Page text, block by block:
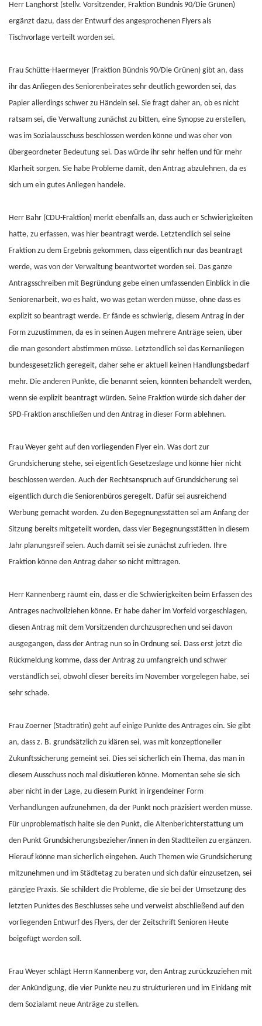
Herr Langhorst (stellv. Vorsitzender, Fraktion Bündnis 90/Die Grünen)
ergänzt dazu, dass der Entwurf des angesprochenen Flyers als
Tischvorlage verteilt worden sei.
Frau Schütte-Haermeyer (Fraktion Bündnis 90/Die Grünen) gibt an, dass
ihr das Anliegen des Seniorenbeirates sehr deutlich geworden sei, das
Papier allerdings schwer zu Händeln sei. Sie fragt daher an, ob es nicht
ratsam sei, die Verwaltung zunächst zu bitten, eine Synopse zu erstellen,
was im Sozialausschuss beschlossen werden könne und was eher von
übergeordneter Bedeutung sei. Das würde ihr sehr helfen und für mehr
Klarheit sorgen. Sie habe Probleme damit, den Antrag abzulehnen, da es
sich um ein gutes Anliegen handele.
Herr Bahr (CDU-Fraktion) merkt ebenfalls an, dass auch er Schwierigkeiten
hatte, zu erfassen, was hier beantragt werde. Letztendlich sei seine
Fraktion zu dem Ergebnis gekommen, dass eigentlich nur das beantragt
werde, was von der Verwaltung beantwortet worden sei. Das ganze
Antragsschreiben mit Begründung gebe einen umfassenden Einblick in die
Seniorenarbeit, wo es hakt, wo was getan werden müsse, ohne dass es
explizit so beantragt werde. Er fände es schwierig, diesem Antrag in der
Form zuzustimmen, da es in seinen Augen mehrere Anträge seien, über
die man gesondert abstimmen müsse. Letztendlich sei das Kernanliegen
bundesgesetzlich geregelt, daher sehe er aktuell keinen Handlungsbedarf
mehr. Die anderen Punkte, die benannt seien, könnten behandelt werden,
wenn sie explizit beantragt würden. Seine Fraktion würde sich daher der
SPD-Fraktion anschließen und den Antrag in dieser Form ablehnen.
Frau Weyer geht auf den vorliegenden Flyer ein. Was dort zur
Grundsicherung stehe, sei eigentlich Gesetzeslage und könne hier nicht
beschlossen werden. Auch der Rechtsanspruch auf Grundsicherung sei
eigentlich durch die Seniorenbüros geregelt. Dafür sei ausreichend
Werbung gemacht worden. Zu den Begegnungsstätten sei am Anfang der
Sitzung bereits mitgeteilt worden, dass vier Begegnungsstätten in diesem
Jahr planungsreif seien. Auch damit sei sie zunächst zufrieden. Ihre
Fraktion könne den Antrag daher so nicht mittragen.
Herr Kannenberg räumt ein, dass er die Schwierigkeiten beim Erfassen des
Antrages nachvollziehen könne. Er habe daher im Vorfeld vorgeschlagen,
diesen Antrag mit dem Vorsitzenden durchzusprechen und sei davon
ausgegangen, dass der Antrag nun so in Ordnung sei. Dass erst jetzt die
Rückmeldung komme, dass der Antrag zu umfangreich und schwer
verständlich sei, obwohl dieser bereits im November vorgelegen habe, sei
sehr schade.
Frau Zoerner (Stadträtin) geht auf einige Punkte des Antrages ein. Sie gibt
an, dass z. B. grundsätzlich zu klären sei, was mit konzeptioneller
Zukunftssicherung gemeint sei. Dies sei sicherlich ein Thema, das man in
diesem Ausschuss noch mal diskutieren könne. Momentan sehe sie sich
aber nicht in der Lage, zu diesem Punkt in irgendeiner Form
Verhandlungen aufzunehmen, da der Punkt noch präzisiert werden müsse.
Für unproblematisch halte sie den Punkt, die Altenberichterstattung um
den Punkt Grundsicherungsbezieher/innen in den Stadtteilen zu ergänzen.
Hierauf könne man sicherlich eingehen. Auch Themen wie Grundsicherung
mitzunehmen und im Städtetag zu beraten und sich dafür einzusetzen, sei
gängige Praxis. Sie schildert die Probleme, die sie bei der Umsetzung des
letzten Punktes des Beschlusses sehe und verweist abschließend auf den
vorliegenden Entwurf des Flyers, der der Zeitschrift Senioren Heute
beigefügt werden soll.
Frau Weyer schlägt Herrn Kannenberg vor, den Antrag zurückzuziehen mit
der Ankündigung, die vier Punkte neu zu strukturieren und im Einklang mit
dem Sozialamt neue Anträge zu stellen.